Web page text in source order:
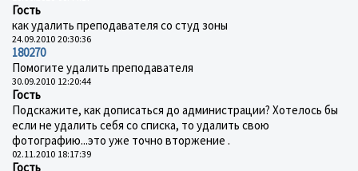
Гость
как удалить преподавателя со студ зоны
24.09.2010 20:30:36
180270
Помогите удалить преподавателя
30.09.2010 12:20:44
Гость
Подскажите, как дописаться до администрации? Хотелось бы
если не удалить себя со списка, то удалить свою
фотографию...это уже точно вторжение .
02.11.2010 18:17:39
Гость